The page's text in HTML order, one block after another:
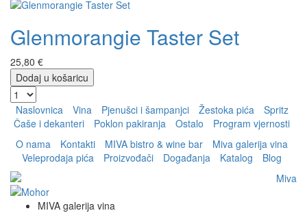
Glenmorangie Taster Set
25,80 €
Dodaj u košaricu
Naslovnica Vina Pjenušci i šampanjci Žestoka pića
Spritz
Čaše i dekanteri
Poklon pakiranja Ostalo
Program vjernosti
O nama
Kontakti MIVA bistro & wine bar
Miva galerija vina
Veleprodaja pića
Proizvođači Događanja Katalog Blog
MIVA galerija vina